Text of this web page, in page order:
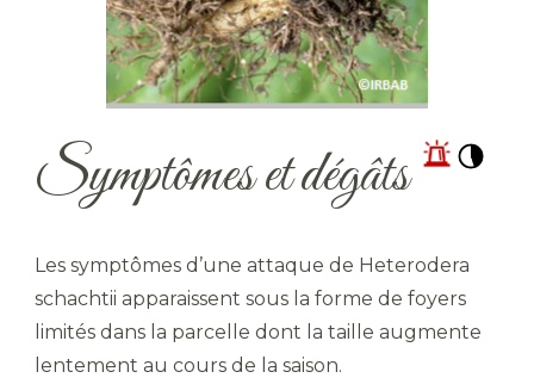
Symptômes et dégâts
Les symptômes d’une attaque de Heterodera
schachtii apparaissent sous la forme de foyers
limités dans la parcelle dont la taille augmente
lentement au cours de la saison.